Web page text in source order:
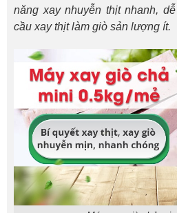
năng xay nhuyễn thịt nhanh,
cầu xay thịt làm giò sản lượng ít.